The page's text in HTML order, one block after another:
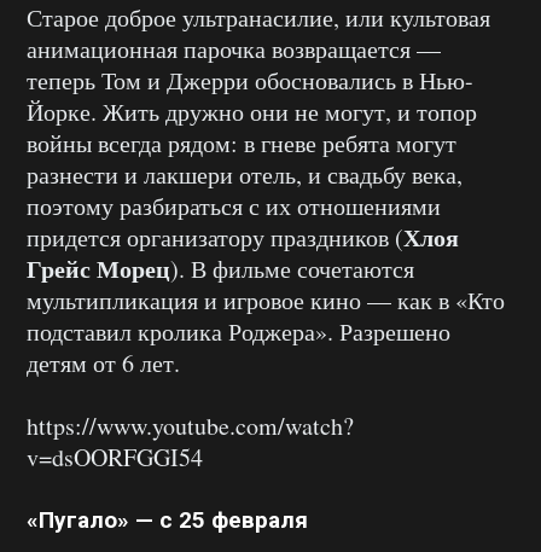
Старое доброе ультранасилие, или культовая
анимационная парочка возвращается —
теперь Том и Джерри обосновались в Нью-
Йорке. Жить дружно они не могут, и топор
войны всегда рядом: в гневе ребята могут
разнести и лакшери отель, и свадьбу века,
поэтому разбираться с их отношениями
придется организатору праздников (Хлоя
Грейс Морец). В фильме сочетаются
мультипликация и игровое кино — как в «Кто
подставил кролика Роджера». Разрешено
детям от 6 лет.
https://www.youtube.com/watch?
v=dsOORFGGI54
«Пугало» — с 25 февраля